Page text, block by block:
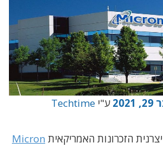
ע"י Techtime
הזכרונות האמריקאית Micron